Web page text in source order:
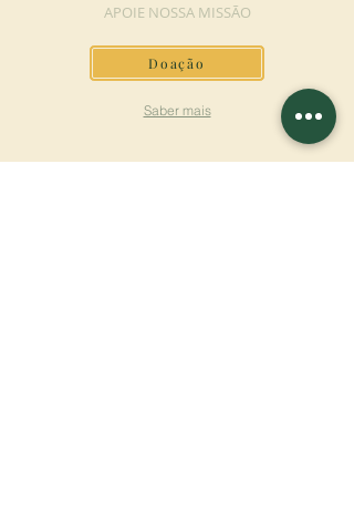
APOIE NOSSA MISSÃO
Doação
Saber mais